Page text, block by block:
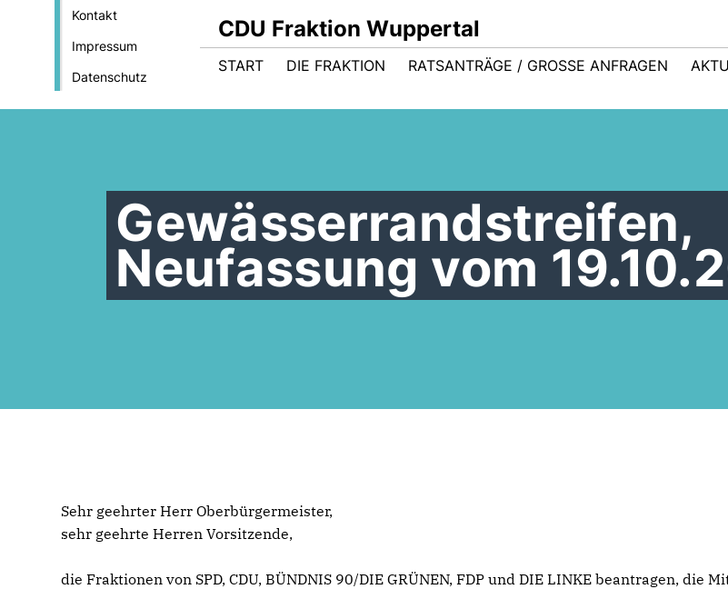
Kontakt
Impressum
Datenschutz
CDU Fraktion Wuppertal
START DIE FRAKTION RATSANTRÄGE / GROSSE ANFRAGEN
Gewässerrandstreifen,
Neufassung vom
Sehr geehrter Herr Oberbürgermeister,
sehr geehrte Herren Vorsitzende,
die Fraktionen von SPD, CDU, BÜNDNIS 90/DIE GRÜNEN, FDP und DIE LINKE beantragen, die